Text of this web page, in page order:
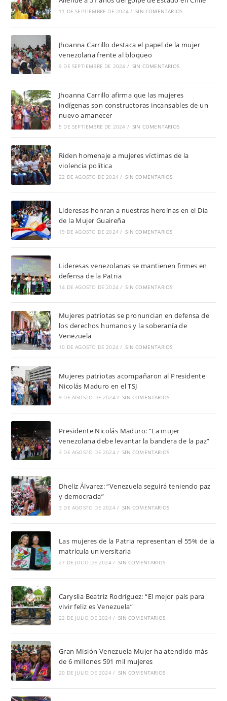
11 DE SEPTIEMBRE DE 2024 / SIN COMENTARIOS
Jhoanna Carrillo destaca el papel de la mujer
venezolana frente al bloqueo
9 DE SEPTIEMBRE DE 2024 / SIN COMENTARIOS
Jhoanna Carrillo afirma que las mujeres
indígenas son constructoras incansables de un
nuevo amanecer
5 DE SEPTIEMBRE DE 2024 / SIN COMENTARIOS
Riden homenaje a mujeres víctimas de la
violencia política
22 DE AGOSTO DE 2024 / SIN COMENTARIOS
Lideresas honran a nuestras heroínas en el Día
de la Mujer Guaireña
19 DE AGOSTO DE 2024 / SIN COMENTARIOS
Lideresas venezolanas se mantienen firmes en
defensa de la Patria
14 DE AGOSTO DE 2024 / SIN COMENTARIOS
Mujeres patriotas se pronuncian en defensa de
los derechos humanos y la soberanía de
Venezuela
10 DE AGOSTO DE 2024 / SIN COMENTARIOS
Mujeres patriotas acompañaron al Presidente
Nicolás Maduro en el TSJ
9 DE AGOSTO DE 2024 / SIN COMENTARIOS
Presidente Nicolás Maduro: “La mujer
venezolana debe levantar la bandera de la paz”
3 DE AGOSTO DE 2024 / SIN COMENTARIOS
Dheliz Álvarez: “Venezuela seguirá teniendo paz
y democracia”
3 DE AGOSTO DE 2024 / SIN COMENTARIOS
Las mujeres de la Patria representan el 55% de la
matrícula universitaria
27 DE JULIO DE 2024 / SIN COMENTARIOS
Caryslia Beatriz Rodríguez: “El mejor país para
vivir feliz es Venezuela”
22 DE JULIO DE 2024 / SIN COMENTARIOS
Gran Misión Venezuela Mujer ha atendido más
de 6 millones 591 mil mujeres
20 DE JULIO DE 2024 / SIN COMENTARIOS